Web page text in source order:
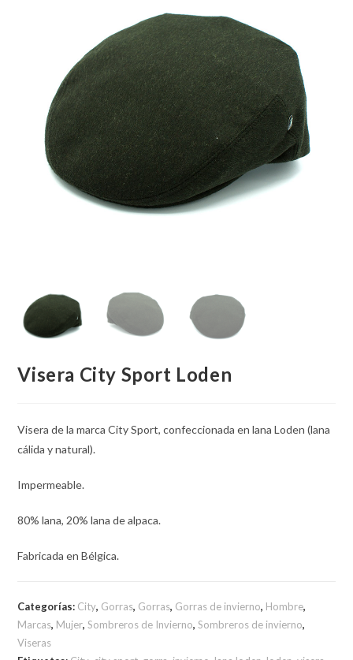
Visera City Sport Loden
Visera de la marca City Sport, confeccionada en lana Loden (lana
cálida y natural).
Impermeable.
80% lana, 20% lana de alpaca.
Fabricada en Bélgica.
Categorías: City, Gorras, Gorras, Gorras de invierno, Hombre,
Marcas, Mujer,Sombreros de Invierno,Sombreros de invierno,
Viseras